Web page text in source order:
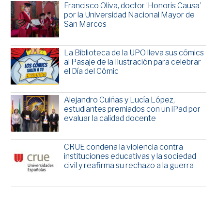
Francisco Oliva, doctor ‘Honoris Causa’
por la Universidad Nacional Mayor de
San Marcos
La Biblioteca de la UPO lleva sus cómics
al Pasaje de la Ilustración para celebrar
el Día del Cómic
Alejandro Cuiñas y Lucía López,
estudiantes premiados con un iPad por
evaluar la calidad docente
CRUE condena la violencia contra
instituciones educativas y la sociedad
civil y reafirma su rechazo a la guerra